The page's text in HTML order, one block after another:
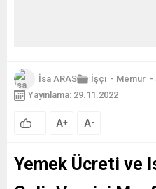
İsa ARAS İşçi - Memur -
Yayınlama: 29.11.2022
A+ A-
Yemek Ücreti ve